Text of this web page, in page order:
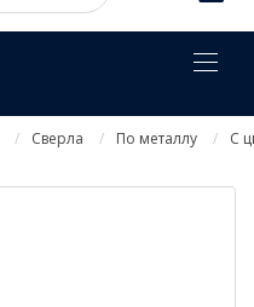
Сверла По металлу С